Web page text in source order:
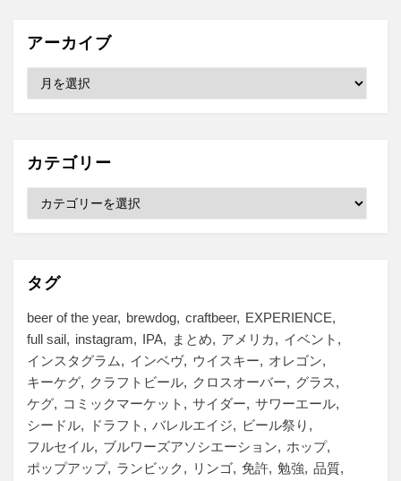
アーカイブ
ブ
カテゴリー
ー
タグ
beer of the year brewdog craftbeer
EXPERIENCE
full sail
instagram IPA まとめ アメリカ
イベント
インスタグラム
インベヴ ウイスキー
オレゴン
キーケグ
クラフトビール クロスオーバー
グラス
ケグ
コミックマーケット サイダー
サワーエール
シードル
ドラフト バレルエイジ
ビール祭り
フルセイル
ブルワーズアソシエーション
ホップ
ポップアップ
ランビック リンゴ 免許 勉強
品質